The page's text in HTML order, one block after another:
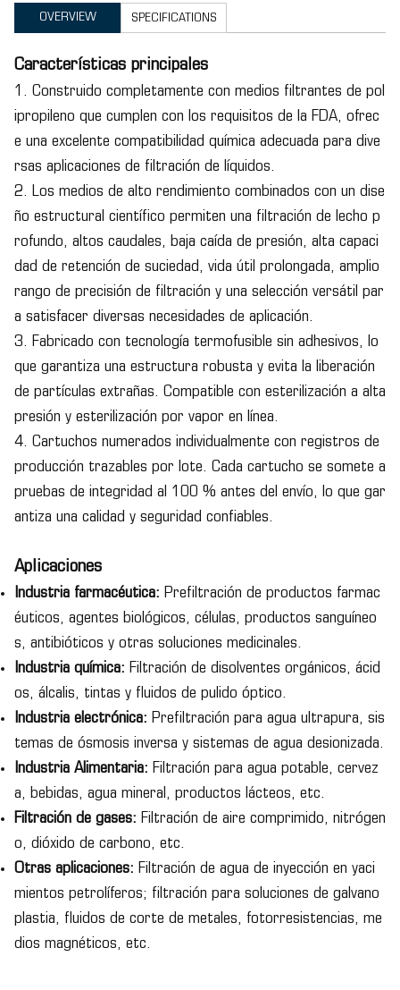
OVERVIEW SPECIFICATIONS
Características principales
1. Construido completamente con medios filtrantes de pol
ipropileno que cumplen con los requisitos de la FDA, ofrec
e una excelente compatibilidad química adecuada para dive
rsas aplicaciones de filtración de líquidos.
2. Los medios de alto rendimiento combinados con un dise
ño estructural científico permiten una filtración de lecho p
rofundo, altos caudales, baja caída de presión, alta capaci
dad de retención de suciedad, vida útil prolongada, amplio
rango de precisión de filtración y una selección versátil par
a satisfacer diversas necesidades de aplicación.
3. Fabricado con tecnología termofusible sin adhesivos, lo
que garantiza una estructura robusta y evita la liberación
de partículas extrañas. Compatible con esterilización a alta
presión y esterilización por vapor en línea.
4. Cartuchos numerados individualmente con registros de
producción trazables por lote. Cada cartucho se somete a
pruebas de integridad al 100 % antes del envío, lo que gar
antiza una calidad y seguridad confiables.
Aplicaciones
Industria farmacéutica: Prefiltración de productos farmac
éuticos, agentes biológicos, células, productos sanguíneo
s, antibióticos y otras soluciones medicinales.
Industria química: Filtración de disolventes orgánicos, ácid
os, álcalis, tintas y fluidos de pulido óptico.
Industria electrónica: Prefiltración para agua ultrapura, sis
temas de ósmosis inversa y sistemas de agua desionizada.
Industria Alimentaria: Filtración para agua potable, cervez
a, bebidas, agua mineral, productos lácteos, etc.
Filtración de gases: Filtración de aire comprimido, nitrógen
o, dióxido de carbono, etc.
Otras aplicaciones: Filtración de agua de inyección en yaci
mientos petrolíferos; filtración para soluciones de galvano
plastia, fluidos de corte de metales, fotorresistencias, me
dios magnéticos, etc.